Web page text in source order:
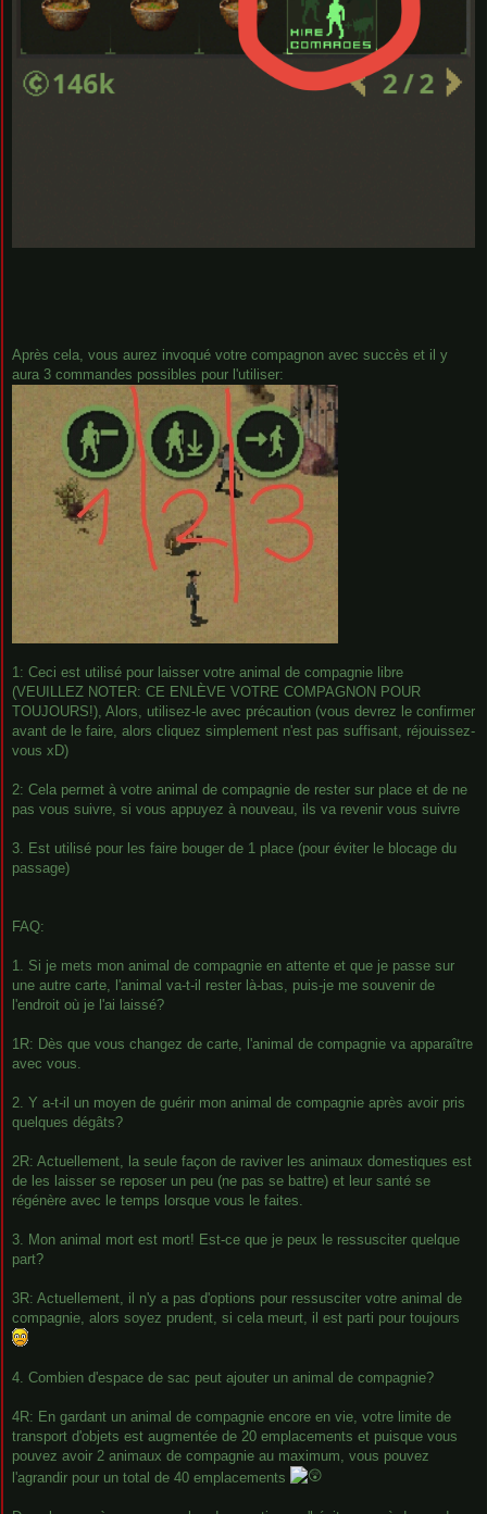
Après cela, vous aurez invoqué votre compagnon avec succès et il y
aura 3 commandes possibles pour l'utiliser:
1: Ceci est utilisé pour laisser votre animal de compagnie libre
(VEUILLEZ NOTER: CE ENLÈVE VOTRE COMPAGNON POUR
TOUJOURS!), Alors, utilisez-le avec précaution (vous devrez le confirmer
avant de le faire, alors cliquez simplement n'est pas suffisant, réjouissez-
vous xD)
2: Cela permet à votre animal de compagnie de rester sur place et de ne
pas vous suivre, si vous appuyez à nouveau, ils va revenir vous suivre
3. Est utilisé pour les faire bouger de 1 place (pour éviter le blocage du
passage)
FAQ:
1. Si je mets mon animal de compagnie en attente et que je passe sur
une autre carte, l'animal va-t-il rester là-bas, puis-je me souvenir de
l'endroit où je l'ai laissé?
1R: Dès que vous changez de carte, l'animal de compagnie va apparaître
avec vous.
2. Y a-t-il un moyen de guérir mon animal de compagnie après avoir pris
quelques dégâts?
2R: Actuellement, la seule façon de raviver les animaux domestiques est
de les laisser se reposer un peu (ne pas se battre) et leur santé se
régénère avec le temps lorsque vous le faites.
3. Mon animal mort est mort! Est-ce que je peux le ressusciter quelque
part?
3R: Actuellement, il n'y a pas d'options pour ressusciter votre animal de
compagnie, alors soyez prudent, si cela meurt, il est parti pour toujours
4. Combien d'espace de sac peut ajouter un animal de compagnie?
4R: En gardant un animal de compagnie encore en vie, votre limite de
transport d'objets est augmentée de 20 emplacements et puisque vous
pouvez avoir 2 animaux de compagnie au maximum, vous pouvez
l'agrandir pour un total de 40 emplacements